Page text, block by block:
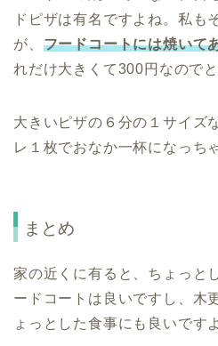
ドピザは有名ですよね。私も
が、 フードコートには焼いて
れだけ大きくて300円なので
大きいピザの６分の１サイズ
レ１枚でおなか一杯になっち
まとめ
家の近くに有ると、ちょっと
ードコートは良いですし、木
ょっとした食事にも良いです